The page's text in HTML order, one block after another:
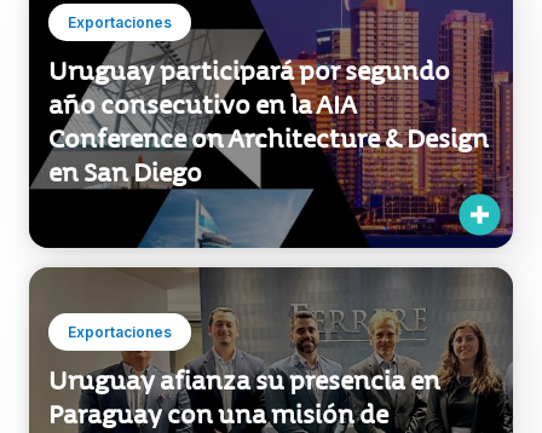
Uruguay afianza su presencia en
Paraguay con una misión de
empresas TIC y de Arquitectura,
Ingeniería y Construcción
Uruguay se consolida como hub
regional de servicios de arquitectura
e ingeniería